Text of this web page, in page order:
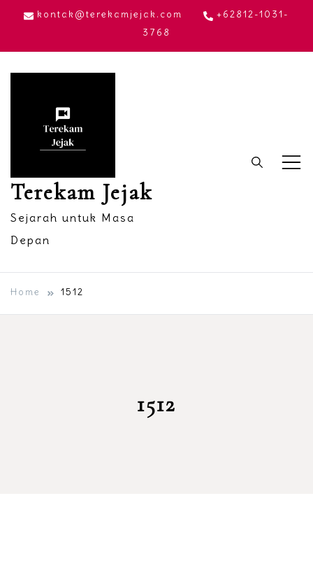
Skip
content
kontak@terekamjejak.com
+62812-1031-
3768
Terekam Jejak
Sejarah untuk Masa
Depan
Home 1512
1512